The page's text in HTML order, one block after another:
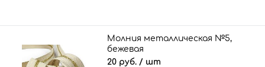
Молния металлическая №5,
бежевая
20 руб. / шт